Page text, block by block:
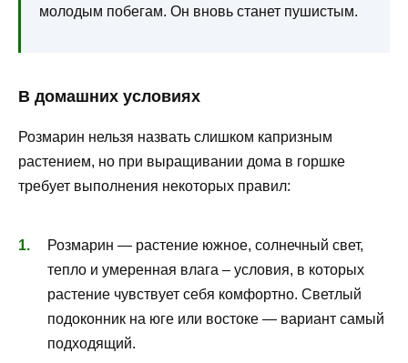
молодым побегам. Он вновь станет пушистым.
В домашних условиях
Розмарин нельзя назвать слишком капризным
растением, но при выращивании дома в горшке
требует выполнения некоторых правил:
Розмарин — растение южное, солнечный свет,
тепло и умеренная влага – условия, в которых
растение чувствует себя комфортно. Светлый
подоконник на юге или востоке — вариант самый
подходящий.